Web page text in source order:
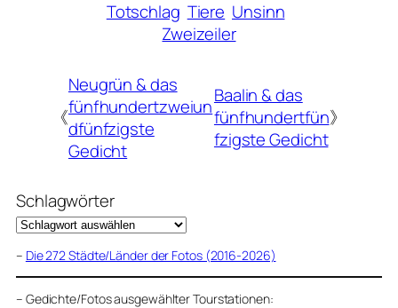
Totschlag Tiere Unsinn
Zweizeiler
《
Neugrün & das
fünfhundertzweiun
dfünfzigste
Gedicht
Baalin & das
fünfhundertfün
fzigste Gedicht
》
Schlagwörter
– Die 272 Städte/Länder der Fotos (2016-2026)
– Gedichte/Fotos ausgewählter Tourstationen: